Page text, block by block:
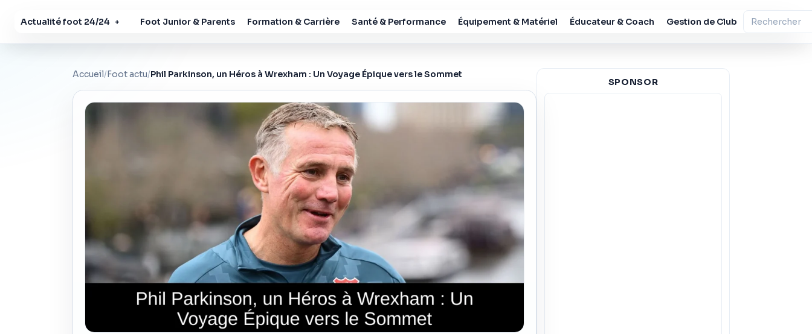
Actualité foot 24/24 + Foot Junior & Parents Formation & Carrière Santé & Performance Équipement & Matériel Éducateur & Coach Gestion de Club
Accueil/Foot actu/Phil Parkinson, un Héros à Wrexham : Un Voyage Épique vers le Sommet
SPONSOR